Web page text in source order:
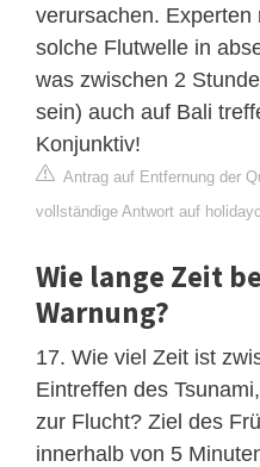
verursachen.
solche Flutwelle in
was zwischen 2
sein) auch auf Bali
Konjunktiv!
Antrag auf Entfernung der
vollständige Antwort auf
Wie lange Zeit
Warnung?
17. Wie viel Zeit ist
Eintreffen des
zur Flucht? Ziel des
innerhalb von 5